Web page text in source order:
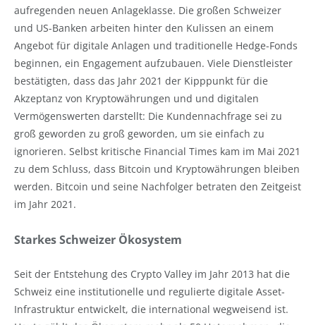
aufregenden neuen Anlageklasse. Die großen Schweizer
und US-Banken arbeiten hinter den Kulissen an einem
Angebot für digitale Anlagen und traditionelle Hedge-Fonds
beginnen, ein Engagement aufzubauen. Viele Dienstleister
bestätigten, dass das Jahr 2021 der Kipppunkt für die
Akzeptanz von Kryptowährungen und und digitalen
Vermögenswerten darstellt: Die Kundennachfrage sei zu
groß geworden zu groß geworden, um sie einfach zu
ignorieren. Selbst kritische Financial Times kam im Mai 2021
zu dem Schluss, dass Bitcoin und Kryptowährungen bleiben
werden. Bitcoin und seine Nachfolger betraten den Zeitgeist
im Jahr 2021.
Starkes Schweizer Ökosystem
Seit der Entstehung des Crypto Valley im Jahr 2013 hat die
Schweiz eine institutionelle und regulierte digitale Asset-
Infrastruktur entwickelt, die international wegweisend ist.